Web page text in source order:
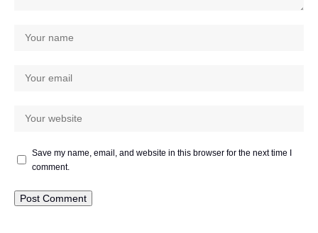
Save my name, email, and website in this browser for the next time I
comment.